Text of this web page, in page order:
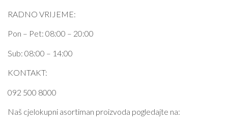
RADNO VRIJEME:
Pon – Pet: 08:00 – 20:00
Sub: 08:00 – 14:00
KONTAKT:
092 500 8000
Naš cjelokupni asortiman proizvoda pogledajte na: